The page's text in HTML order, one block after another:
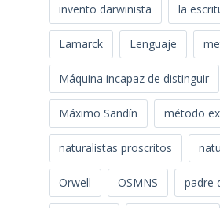
invento darwinista la
Lamarck Lenguaje
Máquina incapaz de distinguir
Máximo Sandín método
naturalistas proscritos
Orwell OSMNS padre